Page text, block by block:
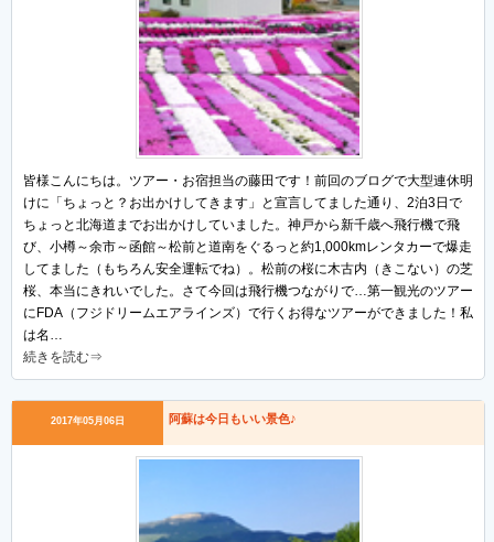
皆様こんにちは。ツアー・お宿担当の藤田です！前回のブログで大型連休明
けに「ちょっと？お出かけしてきます」と宣言してました通り、2泊3日で
ちょっと北海道までお出かけしていました。神戸から新千歳へ飛行機で飛
び、小樽～余市～函館～松前と道南をぐるっと約1,000kmレンタカーで爆走
してました（もちろん安全運転でね）。松前の桜に木古内（きこない）の芝
桜、本当にきれいでした。さて今回は飛行機つながりで…第一観光のツアー
にFDA（フジドリームエアラインズ）で行くお得なツアーができました！私
は名…
続きを読む⇒
2017年05月06日 阿蘇は今日もいい景色♪